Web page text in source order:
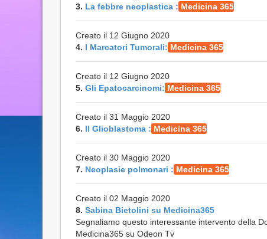
3. La febbre neoplastica : Medicina 365
Creato il 12 Giugno 2020
4. I Marcatori Tumorali: Medicina 365
Creato il 12 Giugno 2020
5. Gli Epatocarcinomi: Medicina 365
Creato il 31 Maggio 2020
6. Il Glioblastoma : Medicina 365
Creato il 30 Maggio 2020
7. Neoplasie polmonari : Medicina 365
Creato il 02 Maggio 2020
8. Sabina Bietolini su Medicina365
Segnaliamo questo interessante intervento della
Medicina365 su Odeon Tv